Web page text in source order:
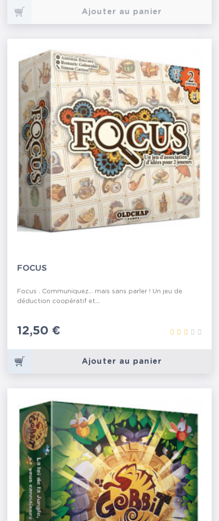
Ajouter au panier
FOCUS
Focus . Communiquez... mais sans parler ! Un jeu de
déduction coopératif et...
Prix
12,50 €
Ajouter au panier